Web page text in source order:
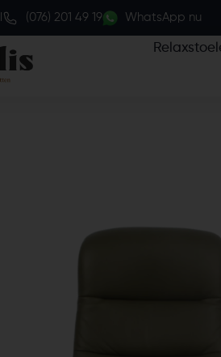
(076) 201 49 19 WhatsApp nu